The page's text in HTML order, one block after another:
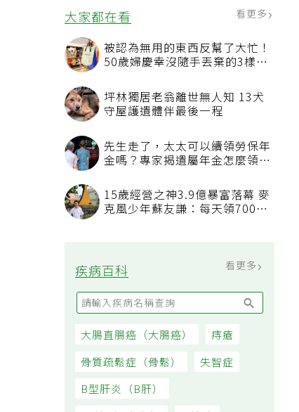
大家都在看
被認為無用的東西反幫了大忙！
50歲婦慶幸沒隨手丟棄的3樣物
坪林獨居老翁離世無人知 13犬
守屋護遺體伴最後一程
先生走了，太太可以續領勞保年
看順位還要看資格
15歲經營之神3.9億暴富落幕 麥
疾病百科